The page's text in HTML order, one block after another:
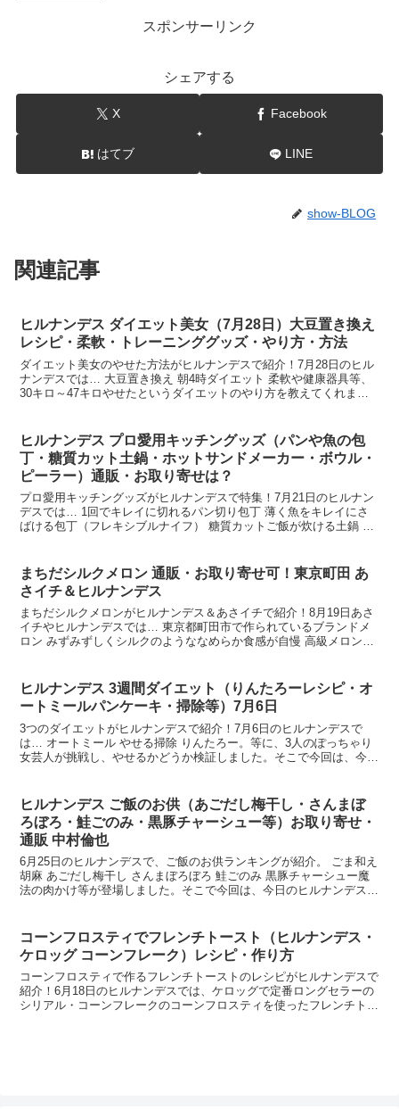
スポンサーリンク
シェアする
X Facebook
はてブ LINE
show-BLOG
関連記事
ヒルナンデス ダイエット美女（7月28日）大豆置き換え
レシピ・柔軟・トレーニンググッズ・やり方・方法
ダイエット美女のやせた方法がヒルナンデスで紹介！7月28日のヒル
ナンデスでは… 大豆置き換え 朝4時ダイエット 柔軟や健康器具等、
30キロ～47キロやせたというダイエットのやり方を教えてくれまし
ヒルナンデス プロ愛用キッチングッズ（パンや魚の包
丁・糖質カット土鍋・ホットサンドメーカー・ボウル・
ピーラー）通販・お取り寄せは？
プロ愛用キッチングッズがヒルナンデスで特集！7月21日のヒルナン
デスでは… 1回でキレイに切れるパン切り包丁 薄く魚をキレイにさ
ばける包丁（フレキシブルナイフ） 糖質カットご飯が炊ける土鍋 メ
まちだシルクメロン 通販・お取り寄せ可！東京町田 あ
さイチ＆ヒルナンデス
まちだシルクメロンがヒルナンデス＆あさイチで紹介！8月19日あさ
イチやヒルナンデスでは… 東京都町田市で作られているブランドメ
ロン みずみずしくシルクのようななめらか食感が自慢 高級メロンに
ヒルナンデス 3週間ダイエット（りんたろーレシピ・オ
ートミールパンケーキ・掃除等）7月6日
3つのダイエットがヒルナンデスで紹介！7月6日のヒルナンデスで
は… オートミール やせる掃除 りんたろー。等に、3人のぽっちゃり
女芸人が挑戦し、やせるかどうか検証しました。そこで今回は、今日
ヒルナンデス ご飯のお供（あごだし梅干し・さんまぼ
ろぼろ・鮭ごのみ・黒豚チャーシュー等）お取り寄せ・
通販 中村倫也
6月25日のヒルナンデスで、ご飯のお供ランキングが紹介。 ごま和え
胡麻 あごだし梅干し さんまぼろぼろ 鮭ごのみ 黒豚チャーシュー魔
法の肉かけ等が登場しました。そこで今回は、今日のヒルナンデスで
コーンフロスティでフレンチトースト（ヒルナンデス・
ケロッグ コーンフレーク）レシピ・作り方
コーンフロスティで作るフレンチトーストのレシピがヒルナンデスで
紹介！6月18日のヒルナンデスでは、ケロッグで定番ロングセラーの
シリアル・コーンフレークのコーンフロスティを使ったフレンチトー